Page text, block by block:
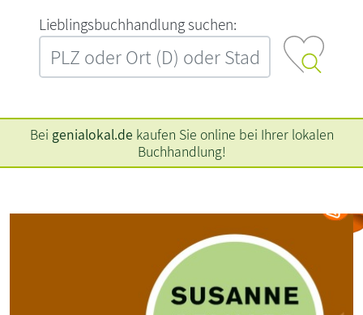
L‍i‍e‍b‍l‍i‍n‍g‍s‍b‍u‍c‍h‍h‍a‍n‍d‍l‍u‍n‍g‍ ‍s‍u‍c‍h‍e‍n‍:‍
Bei genialokal.de kaufen Sie online bei Ihrer lokalen
Buchhandlung!